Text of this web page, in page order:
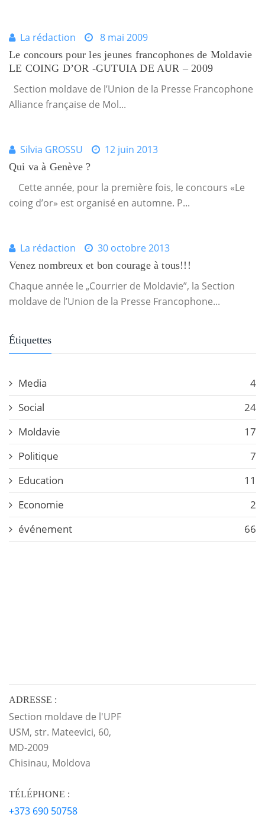
La rédaction 8 mai 2009
Le concours pour les jeunes francophones de Moldavie
LE COING D’OR -GUTUIA DE AUR – 2009
Section moldave de l’Union de la Presse Francophone
Alliance française de Mol...
Silvia GROSSU 12 juin 2013
Qui va à Genève ?
Cette année, pour la première fois, le concours «Le
coing d’or» est organisé en automne. P...
La rédaction 30 octobre 2013
Venez nombreux et bon courage à tous!!!
Chaque année le „Courrier de Moldavie”, la Section
moldave de l’Union de la Presse Francophone...
Étiquettes
Media
4
Social
24
Moldavie
17
Politique
7
Education
11
Economie
2
événement
66
ADRESSE :
Section moldave de l'UPF
USM, str. Mateevici, 60,
MD-2009
Chisinau, Moldova
TÉLÉPHONE :
+373 690 50758